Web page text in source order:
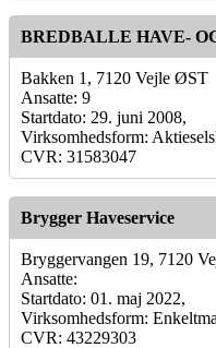
BREDBALLE HAVE-
Bakken 1, 7120 Vejle ØST
Ansatte: 9
Startdato: 29. juni 2008,
Virksomhedsform:
CVR: 31583047
Brygger Haveservice
Bryggervangen 19, 7120
Ansatte:
Startdato: 01. maj 2022,
Virksomhedsform:
CVR: 43229303